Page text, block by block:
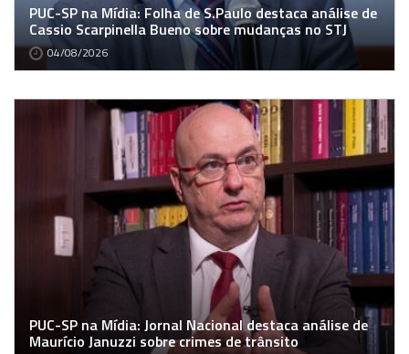
PUC-SP na Mídia: Folha de S.Paulo destaca análise de
Cassio Scarpinella Bueno sobre mudanças no STJ
04/08/2026
PUC-SP na Mídia: Jornal Nacional destaca análise de
Maurício Januzzi sobre crimes de trânsito